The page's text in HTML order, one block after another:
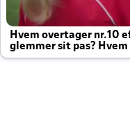
Hvem overtager nr.10
glemmer sit pas?
altid til efter kampe?